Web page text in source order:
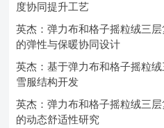
度协同提升工艺
英杰：弹力布和格子摇粒绒三
的弹性与保暖协同设计
英杰：基于弹力布和格子摇粒
雪服结构开发
英杰：弹力布和格子摇粒绒三
的动态舒适性研究